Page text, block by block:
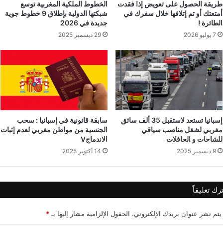
طريقة الحصول على تعويض إذا فقدت
أمتعتك أو تم إتلافها خلال سفرك في
الطائرة !
7 يوليو 2026
الخطوط الملكية المغربية توسع
شبكتها الدولية بإطلاق 9 خطوط جوية
جديدة في 2026
29 ديسمبر 2025
إسبانيا تستعد لاستقبل 35 ألف سائق
مغربي لشغل مناصب سياقي
للشاحات و الحافلات
9 ديسمبر 2025
سابقة قانونية في إسبانيا : سحب
الجنسية من مواطن مغربي لعدم إثبات
الاندماجV
14 أكتوبر 2025
تعليقاً
نشر عنوان بريدك الإلكتروني. الحقول الإلزامية مشار إليها بـ *